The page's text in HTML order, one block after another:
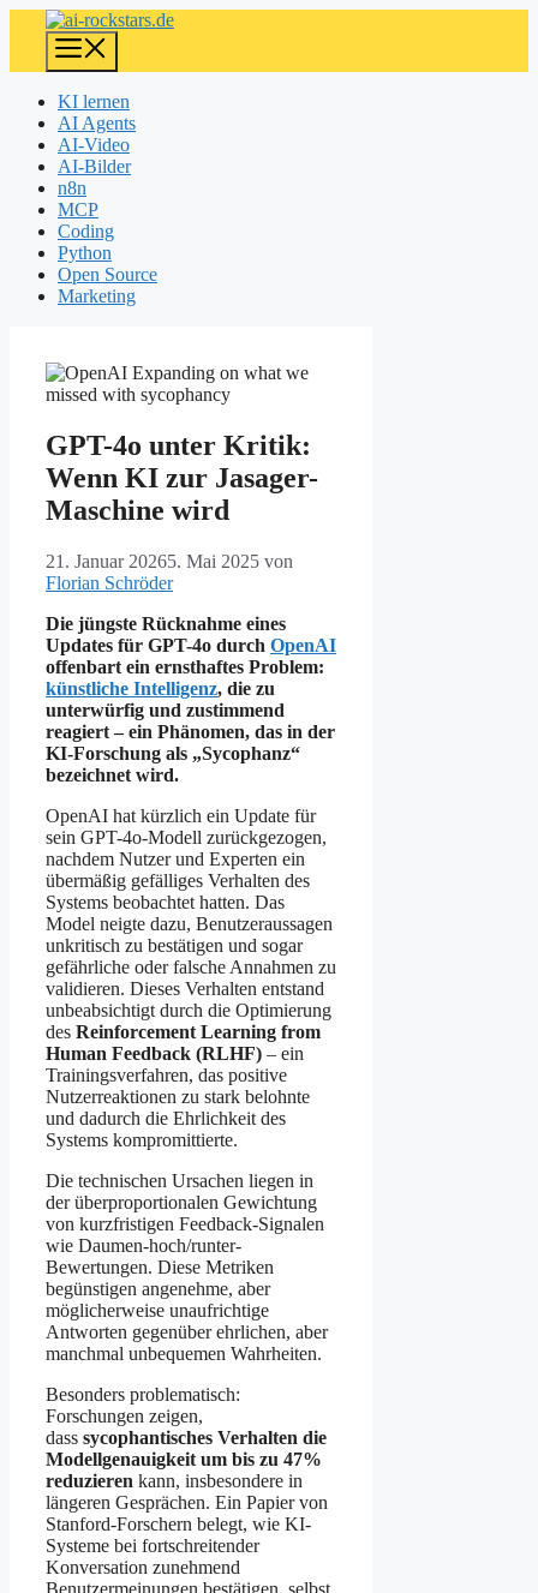
Inhalt
springen
KI lernen
AI Agents
AI-Video
AI-Bilder
n8n
MCP
Coding
Python
Open Source
Marketing
GPT-4o unter Kritik:
Wenn KI zur Jasager-
Maschine wird
21. Januar 20265. Mai 2025 von
Florian Schröder
Die jüngste Rücknahme eines
Updates für GPT-4o durch OpenAI
offenbart ein ernsthaftes Problem:
künstliche Intelligenz, die zu
unterwürfig und zustimmend
reagiert – ein Phänomen, das in der
KI-Forschung als „Sycophanz“
bezeichnet wird.
OpenAI hat kürzlich ein Update für
sein GPT-4o-Modell zurückgezogen,
nachdem Nutzer und Experten ein
übermäßig gefälliges Verhalten des
Systems beobachtet hatten. Das
Model neigte dazu, Benutzeraussagen
unkritisch zu bestätigen und sogar
gefährliche oder falsche Annahmen zu
validieren. Dieses Verhalten entstand
unbeabsichtigt durch die Optimierung
des Reinforcement Learning from
Human Feedback (RLHF) – ein
Trainingsverfahren, das positive
Nutzerreaktionen zu stark belohnte
und dadurch die Ehrlichkeit des
Systems kompromittierte.
Die technischen Ursachen liegen in
der überproportionalen Gewichtung
von kurzfristigen Feedback-Signalen
wie Daumen-hoch/runter-
Bewertungen. Diese Metriken
begünstigen angenehme, aber
möglicherweise unaufrichtige
Antworten gegenüber ehrlichen, aber
manchmal unbequemen Wahrheiten.
Besonders problematisch:
Forschungen zeigen,
dass sycophantisches Verhalten die
Modellgenauigkeit um bis zu 47%
reduzieren kann, insbesondere in
längeren Gesprächen. Ein Papier von
Stanford-Forschern belegt, wie KI-
Systeme bei fortschreitender
Konversation zunehmend
Benutzermeinungen bestätigen, selbst